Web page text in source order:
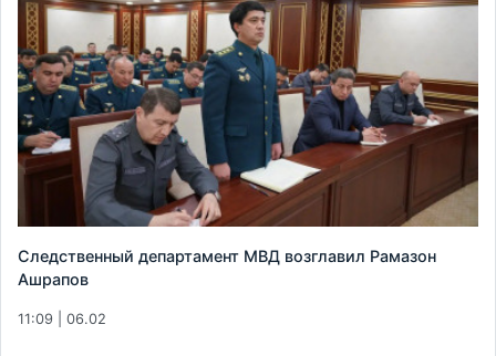
Следственный департамент МВД возглавил Рамазон
Ашрапов
11:09 | 06.02